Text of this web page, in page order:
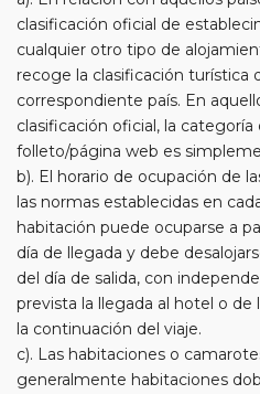
clasificación oficial de
cualquier otro tipo de
recoge la clasificación turística
correspondiente país. En
clasificación oficial, la categoría
folleto/página web es
b). El horario de ocupación de
las normas establecidas en
habitación puede ocuparse a
día de llegada y debe
del día de salida, con
prevista la llegada al hotel o
la continuación del viaje.
c). Las habitaciones o
generalmente habitaciones